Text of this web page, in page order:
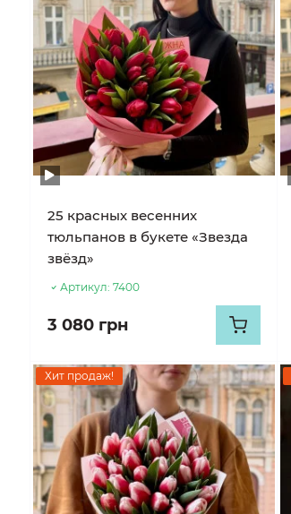
25 красных весенних
тюльпанов в букете «Звезда
звёзд»
Артикул: 7400
3 080 грн
Хит продаж!